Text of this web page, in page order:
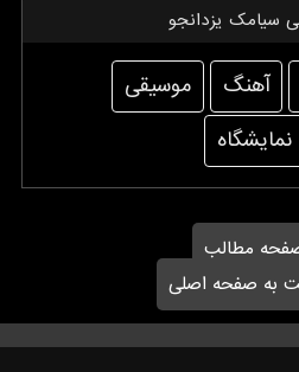
سیامك یزدانجو
آهنگ
موسیقی
نمایشگاه
مطالب
به صفحه اصلی